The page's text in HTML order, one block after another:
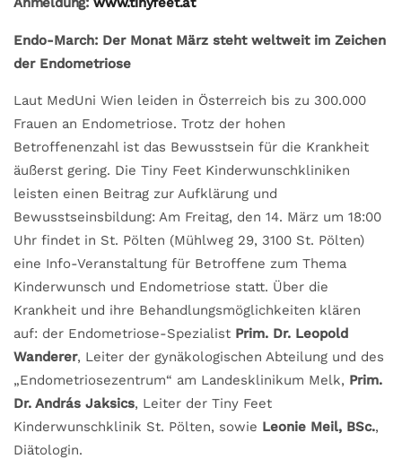
Endo-March: Der Monat März steht weltweit im Zeichen
der Endometriose
Laut MedUni Wien leiden in Österreich bis zu 300.000
Frauen an Endometriose. Trotz der hohen
Betroffenenzahl ist das Bewusstsein für die Krankheit
äußerst gering. Die Tiny Feet Kinderwunschkliniken
leisten einen Beitrag zur Aufklärung und
Bewusstseinsbildung: Am Freitag, den 14. März um 18:00
Uhr findet in St. Pölten (Mühlweg 29, 3100 St. Pölten)
eine Info-Veranstaltung für Betroffene zum Thema
Kinderwunsch und Endometriose statt. Über die
Krankheit und ihre Behandlungsmöglichkeiten klären
auf: der Endometriose-Spezialist Prim. Dr. Leopold
Wanderer, Leiter der gynäkologischen Abteilung und des
„Endometriosezentrum“ am Landesklinikum Melk, Prim.
Dr. András Jaksics, Leiter der Tiny Feet
Kinderwunschklinik St. Pölten, sowie Leonie Meil, BSc.,
Diätologin.